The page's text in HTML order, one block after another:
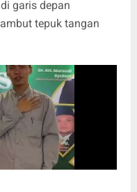
garis depan
tepuk tangan